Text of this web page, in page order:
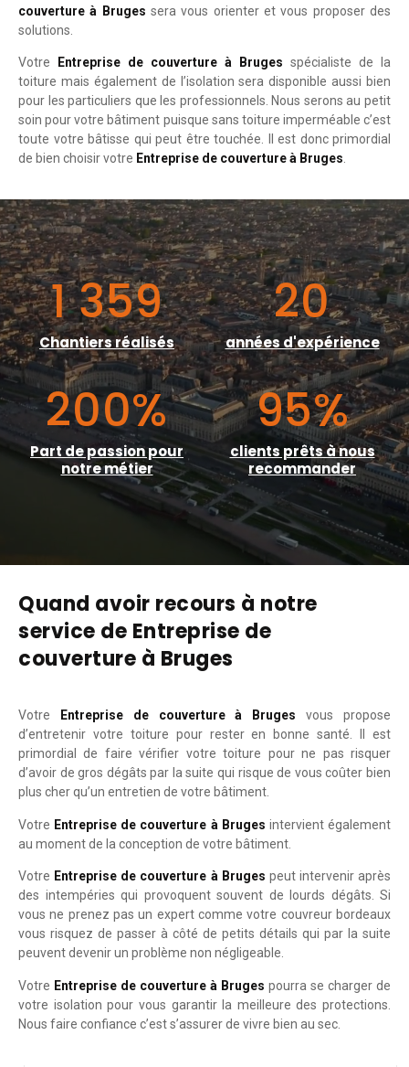
couverture à Bruges sera vous orienter et vous proposer des
solutions.
Votre Entreprise de couverture à Bruges spécialiste de la
toiture mais également de l’isolation sera disponible aussi bien
pour les particuliers que les professionnels. Nous serons au petit
soin pour votre bâtiment puisque sans toiture imperméable c’est
toute votre bâtisse qui peut être touchée. Il est donc primordial
de bien choisir votre Entreprise de couverture à Bruges
1 359
Chantiers réalisés
20
années d'expérience
200%
Part de passion pour
notre métier
95%
clients prêts à nous
recommander
Quand avoir recours à notre
service de Entreprise de
couverture à Bruges
Votre Entreprise de couverture à Bruges vous propose
d’entretenir votre toiture pour rester en bonne santé. Il est
primordial de faire vérifier votre toiture pour ne pas risquer
d’avoir de gros dégâts par la suite qui risque de vous coûter bien
plus cher qu’un entretien de votre bâtiment.
Votre Entreprise de couverture à Bruges intervient également
au moment de la conception de votre bâtiment.
Votre Entreprise de couverture à Bruges peut intervenir après
des intempéries qui provoquent souvent de lourds dégâts. Si
vous ne prenez pas un expert comme votre couvreur bordeaux
vous risquez de passer à côté de petits détails qui par la suite
peuvent devenir un problème non négligeable.
Votre Entreprise de couverture à Bruges pourra se charger de
votre isolation pour vous garantir la meilleure des protections.
Nous faire confiance c’est s’assurer de vivre bien au sec.